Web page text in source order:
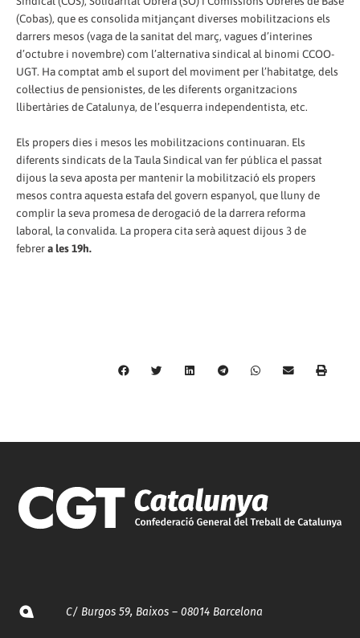
(Cobas), que es consolida mitjançant diverses mobilitzacions els
darrers mesos (vaga de la sanitat del març, vagues d’interines
d’octubre i novembre) com l’alternativa sindical al binomi CCOO-
UGT. Ha comptat amb el suport del moviment per l’habitatge, dels
col·lectius de pensionistes, de les diferents organitzacions
llibertàries de Catalunya, de l’esquerra independentista, etc.
Els propers dies i mesos les mobilitzacions continuaran. Els
diferents sindicats de la Taula Sindical van fer pública el passat
dijous la seva aposta per mantenir la mobilització els propers
mesos contra aquesta estafa del govern espanyol, que lluny de
complir la seva promesa de derogació de la darrera reforma
laboral, la convalida. La propera cita serà aquest dijous 3 de
febrera les 19h.
C/ Burgos 59, Baixos – 08014 Barcelona